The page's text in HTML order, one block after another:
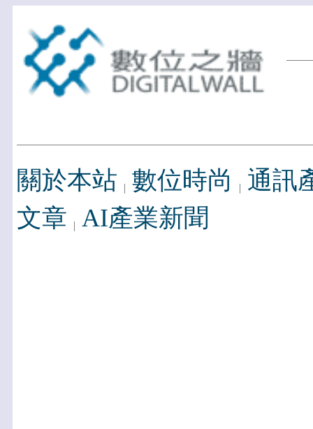
關於本站 數位時尚
通訊
文章 AI產業新聞